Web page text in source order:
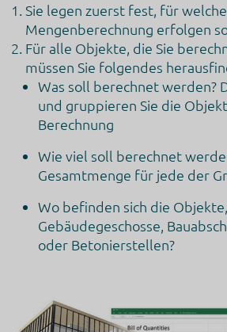
Sie legen zuerst fest, für
Mengenberechnung erfolgen
Für alle Objekte, die Sie
müssen Sie folgendes
Was soll berechnet werden?
und gruppieren Sie die
Berechnung
Wie viel soll berechnet
Gesamtmenge für jede der
Wo befinden sich die
Gebäudegeschosse,
oder Betonierstellen?